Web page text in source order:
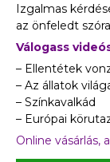
Izgalmas
az önfeledt
Válogass
– Ellentétek
– Az állatok
– Színkavalkád
– Európai
Online vásárlás,